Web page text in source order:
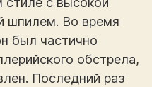
шпилем. Во время
был частично
обстрела,
Последний раз